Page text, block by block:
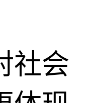
社会